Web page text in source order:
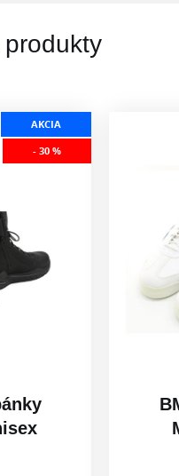
AKCIA
- 30 %